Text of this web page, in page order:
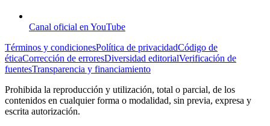
Canal oficial en YouTube
Términos y condicionesPolítica de privacidadCódigo de
éticaCorrección de erroresDiversidad editorialVerificación de
fuentesTransparencia y financiamiento
Prohibida la reproducción y utilización, total o parcial, de los
contenidos en cualquier forma o modalidad, sin previa, expresa y
escrita autorización.